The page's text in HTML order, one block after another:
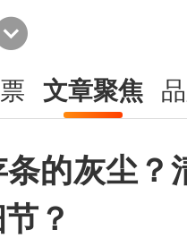
文章聚焦
的灰尘？
？